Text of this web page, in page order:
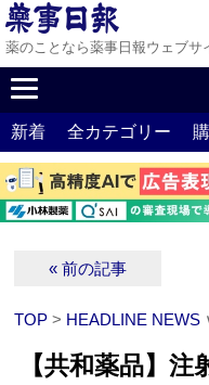
薬のことなら薬事日報ウェブサ
新着 全カテゴリー
« 前の記事
TOP > HEADLINE NEWS
【共和薬品】